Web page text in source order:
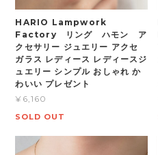
HARIO Lampwork
Factory リング ハモン ア
クセサリー ジュエリー アクセ
ガラス レディース レディースジ
ュエリー シンプル おしゃれ か
わいい プレゼント
¥6,160
SOLD OUT